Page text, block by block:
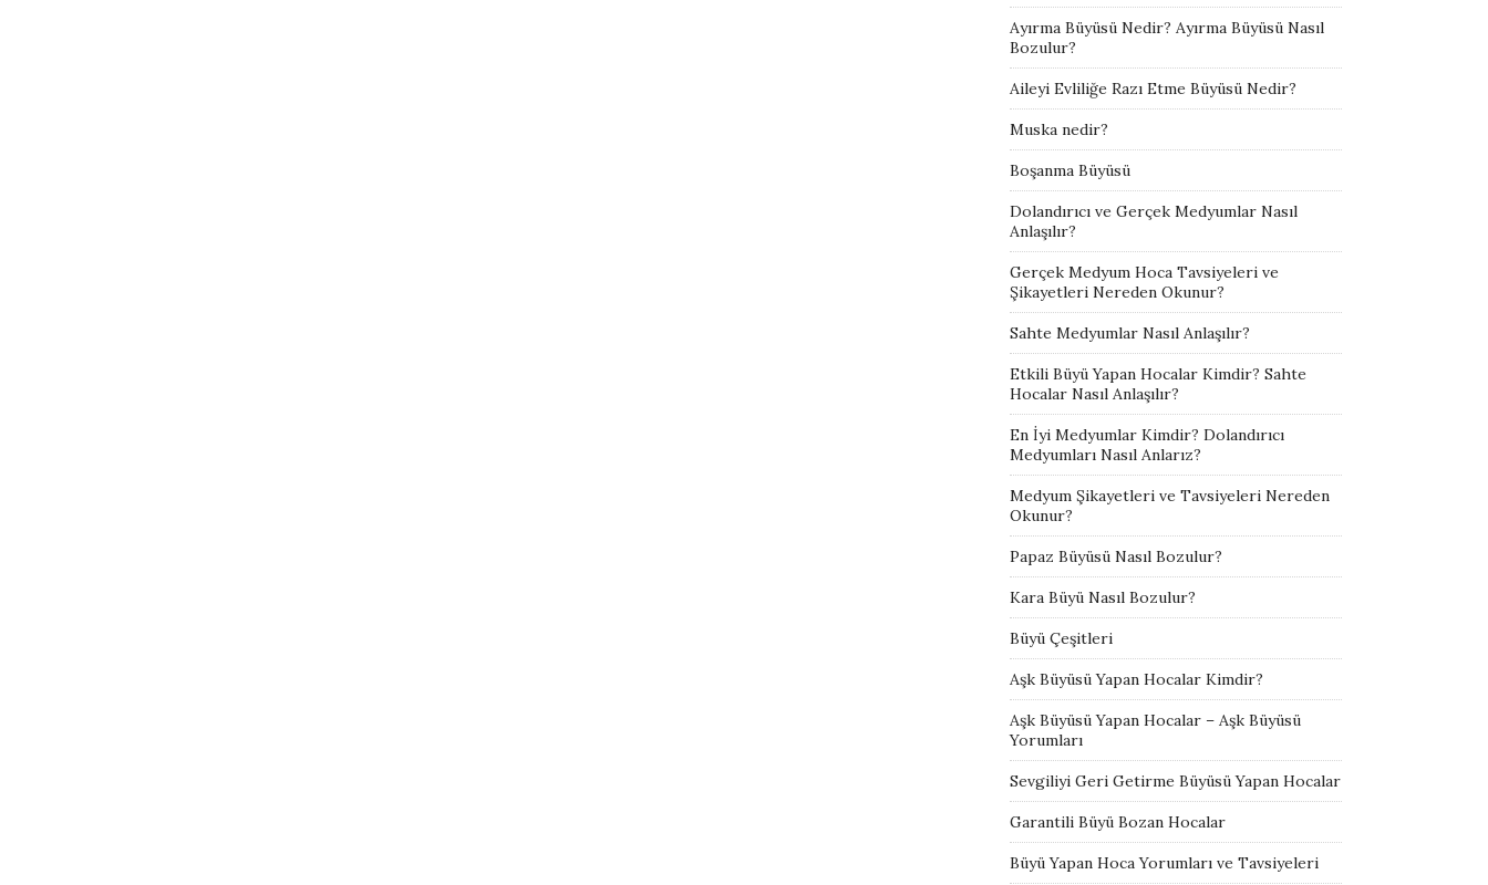
Ayırma Büyüsü Nedir? Ayırma Büyüsü Nasıl
Bozulur?
Aileyi Evliliğe Razı Etme Büyüsü Nedir?
Muska nedir?
Boşanma Büyüsü
Dolandırıcı ve Gerçek Medyumlar Nasıl
Anlaşılır?
Gerçek Medyum Hoca Tavsiyeleri ve
Şikayetleri Nereden Okunur?
Sahte Medyumlar Nasıl Anlaşılır?
Etkili Büyü Yapan Hocalar Kimdir? Sahte
Hocalar Nasıl Anlaşılır?
En İyi Medyumlar Kimdir? Dolandırıcı
Medyumları Nasıl Anlarız?
Medyum Şikayetleri ve Tavsiyeleri Nereden
Okunur?
Papaz Büyüsü Nasıl Bozulur?
Kara Büyü Nasıl Bozulur?
Büyü Çeşitleri
Aşk Büyüsü Yapan Hocalar Kimdir?
Aşk Büyüsü Yapan Hocalar – Aşk Büyüsü
Yorumları
Sevgiliyi Geri Getirme Büyüsü Yapan Hocalar
Garantili Büyü Bozan Hocalar
Büyü Yapan Hoca Yorumları ve Tavsiyeleri